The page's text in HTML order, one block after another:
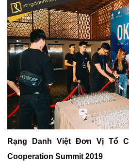
Rạng Danh Việt Đơn Vị Tổ
Cooperation Summit 2019